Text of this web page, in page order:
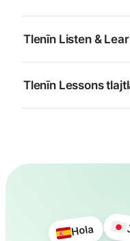
Tlenīn Listen &
Tlenīn Lessons
Hola